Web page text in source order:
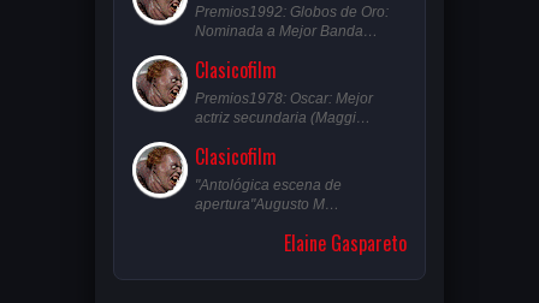
Premios1992: Globos de Oro:
Nominada a Mejor Banda…
Clasicofilm
Premios1978: Oscar: Mejor
actriz secundaria (Maggi…
Clasicofilm
"Antológica escena de
apertura"Augusto M…
Elaine Gaspareto